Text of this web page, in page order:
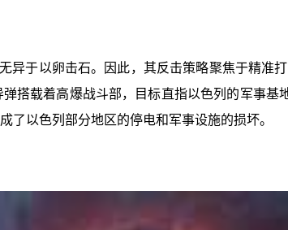
异于以卵击石。因此，其反击策略聚焦于精准
搭载着高爆战斗部，目标直指以色列的军事基
了以色列部分地区的停电和军事设施的损坏。